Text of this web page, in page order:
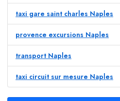
taxi gare saint charles Naples
provence excursions Naples
transport Naples
taxi circuit sur mesure Naples